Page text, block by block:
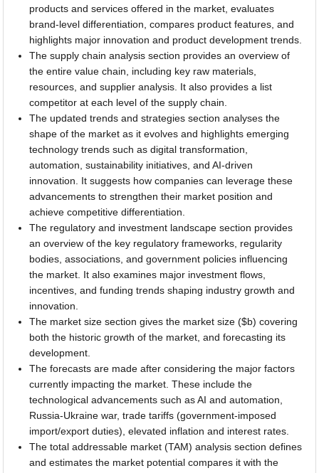
products and services offered in the market, evaluates
brand-level differentiation, compares product features, and
highlights major innovation and product development trends.
The supply chain analysis section provides an overview of
the entire value chain, including key raw materials,
resources, and supplier analysis. It also provides a list
competitor at each level of the supply chain.
The updated trends and strategies section analyses the
shape of the market as it evolves and highlights emerging
technology trends such as digital transformation,
automation, sustainability initiatives, and AI-driven
innovation. It suggests how companies can leverage these
advancements to strengthen their market position and
achieve competitive differentiation.
The regulatory and investment landscape section provides
an overview of the key regulatory frameworks, regularity
bodies, associations, and government policies influencing
the market. It also examines major investment flows,
incentives, and funding trends shaping industry growth and
innovation.
The market size section gives the market size ($b) covering
both the historic growth of the market, and forecasting its
development.
The forecasts are made after considering the major factors
currently impacting the market. These include the
technological advancements such as AI and automation,
Russia-Ukraine war, trade tariffs (government-imposed
import/export duties), elevated inflation and interest rates.
The total addressable market (TAM) analysis section defines
and estimates the market potential compares it with the